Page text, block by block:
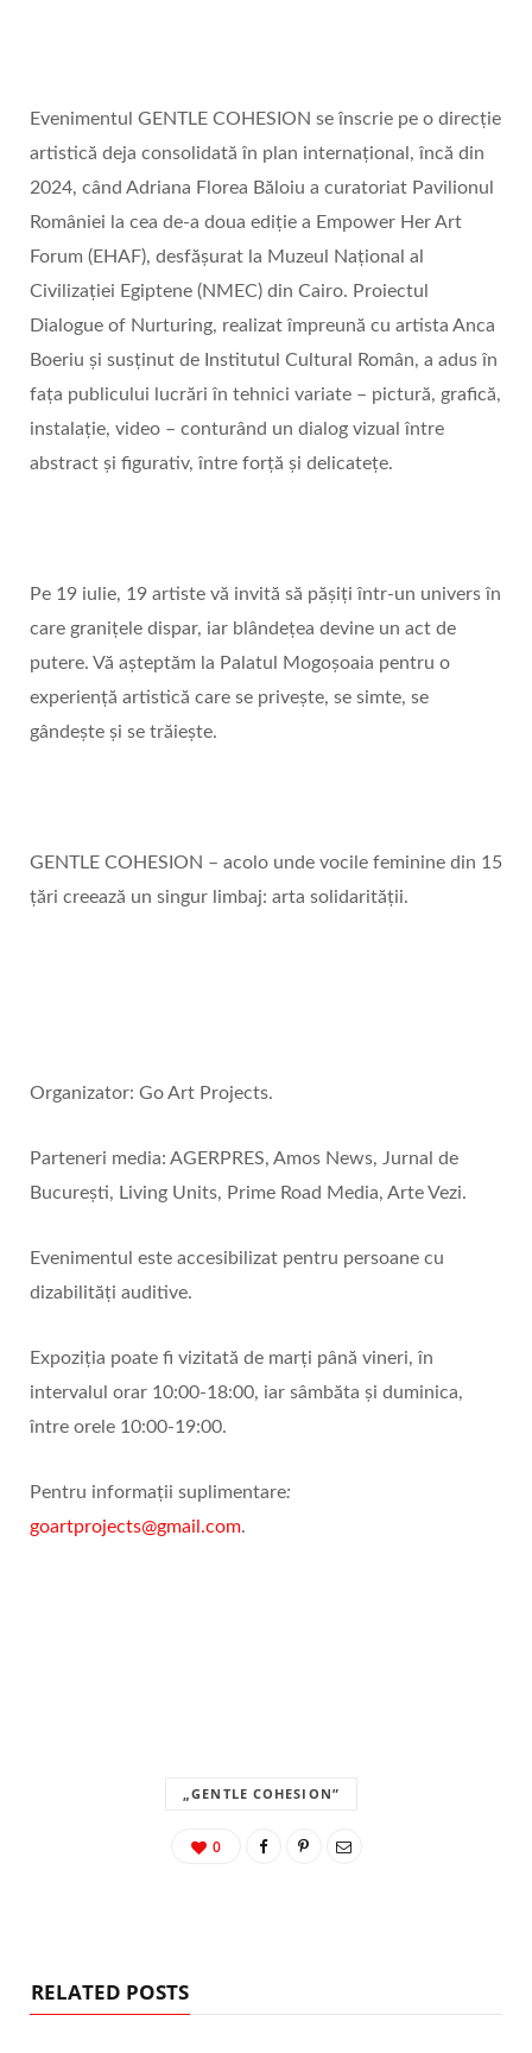
Evenimentul GENTLE COHESION se înscrie pe o direcție
artistică deja consolidată în plan internațional, încă din
2024, când Adriana Florea Băloiu a curatoriat Pavilionul
României la cea de-a doua ediție a Empower Her Art
Forum (EHAF), desfășurat la Muzeul Național al
Civilizației Egiptene (NMEC) din Cairo. Proiectul
Dialogue of Nurturing, realizat împreună cu artista Anca
Boeriu și susținut de Institutul Cultural Român, a adus în
fața publicului lucrări în tehnici variate – pictură, grafică,
instalație, video – conturând un dialog vizual între
abstract și figurativ, între forță și delicatețe.
Pe 19 iulie, 19 artiste vă invită să pășiți într-un univers în
care granițele dispar, iar blândețea devine un act de
putere. Vă așteptăm la Palatul Mogoșoaia pentru o
experiență artistică care se privește, se simte, se
gândește și se trăiește.
GENTLE COHESION – acolo unde vocile feminine din 15
țări creează un singur limbaj: arta solidarității.
Organizator: Go Art Projects.
Parteneri media: AGERPRES, Amos News, Jurnal de
București, Living Units, Prime Road Media, Arte Vezi.
Evenimentul este accesibilizat pentru persoane cu
dizabilități auditive.
Expoziția poate fi vizitată de marți până vineri, în
intervalul orar 10:00-18:00, iar sâmbăta și duminica,
între orele 10:00-19:00.
Pentru informații suplimentare:
goartprojects@gmail.com.
„GENTLE COHESION”
0
RELATED POSTS